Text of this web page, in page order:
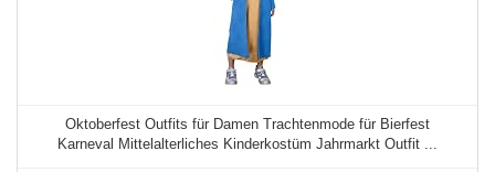
Oktoberfest Outfits für Damen Trachtenmode für Bierfest
Karneval Mittelalterliches Kinderkostüm Jahrmarkt Outfit ...